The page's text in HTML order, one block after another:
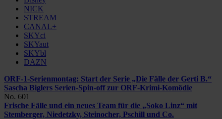
NICK
STREAM
CANAL+
SKYci
SKYaut
SKYbl
DAZN
ORF-1-Serienmontag: Start der Serie „Die Fälle der Gerti B.“
Sascha Biglers Serien-Spin-off zur ORF-Krimi-Komödie
No. 601
Frische Fälle und ein neues Team für die „Soko Linz“ mit
Stemberger, Niedetzky, Steinocher, Pschill und Co.